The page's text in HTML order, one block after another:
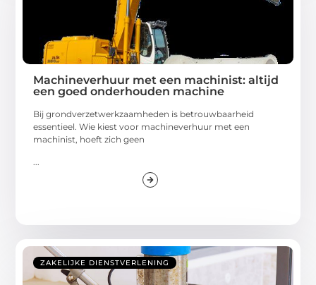
Machineverhuur met een machinist: altijd
een goed onderhouden machine
Bij grondverzetwerkzaamheden is betrouwbaarheid
essentieel. Wie kiest voor machineverhuur met een
machinist, hoeft zich geen
...
ZAKELIJKE DIENSTVERLENING